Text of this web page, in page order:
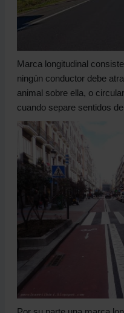
Marca longitudinal
ningún conductor debe
animal sobre ella, o
cuando separe sentidos